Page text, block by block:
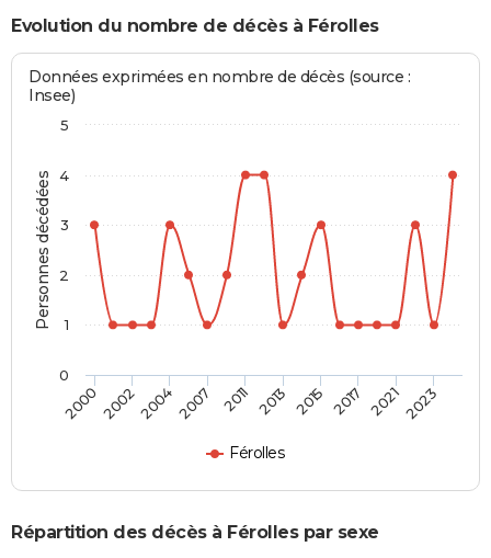
Evolution du nombre de décès à Férolles
Personnes décédées
Données exprimées en nombre de décès (source :
Insee)
Férolles
2000200220042007 2011 2013 2015 2017 20212023
0
1
2
3
4
5
Répartition des décès à Férolles par sexe